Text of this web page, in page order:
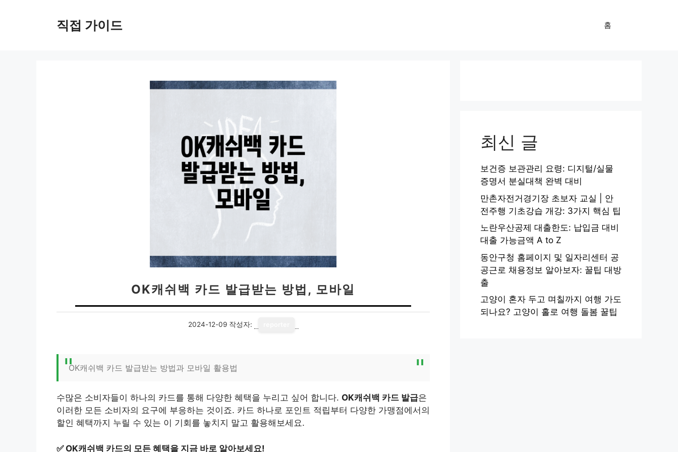
직접 가이드 홈
OK캐쉬백 카드 발급받는 방법, 모바일
2024-12-09 작성자:
OK캐쉬백 카드 발급받는 방법과 모바일 활용법
수많은 소비자들이 하나의 카드를 통해 다양한 혜택을 누리고 싶어 합니다. OK캐쉬백 카드 발급은
이러한 모든 소비자의 요구에 부응하는 것이죠. 카드 하나로 포인트 적립부터 다양한 가맹점에서의
할인 혜택까지 누릴 수 있는 이 기회를 놓치지 말고 활용해보세요.
✅ OK캐쉬백 카드의 모든 혜택을 지금 바로 알아보세요!
최신 글
보건증 보관관리 요령: 디지털/실물
증명서 분실대책 완벽 대비
만촌자전거경기장 초보자 교실 | 안
전주행 기초강습 개강: 3가지 핵심 팁
노란우산공제 대출한도: 납입금 대비
대출 가능금액 A to Z
동안구청 홈페이지 및 일자리센터 공
공근로 채용정보 알아보자: 꿀팁 대방
출
고양이 혼자 두고 며칠까지 여행 가도
되나요? 고양이 홀로 여행 돌봄 꿀팁